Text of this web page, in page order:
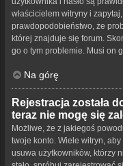
właścicielem witryny i
prawdopodobieństwo, że
której znajduje się forum.
go o tym problemie. Musi on
Na górę
Rejestracja została
teraz nie mogę się
Możliwe, że z jakiegoś
twoje konto. Wiele witryn,
usuwa użytkowników, którzy